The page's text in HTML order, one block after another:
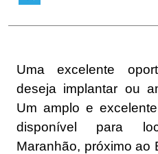
Uma excelente
deseja implantar ou
Um amplo e
disponível para
Maranhão, próximo ao